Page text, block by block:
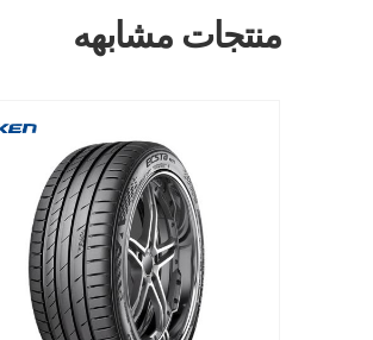
منتجات مشابهه